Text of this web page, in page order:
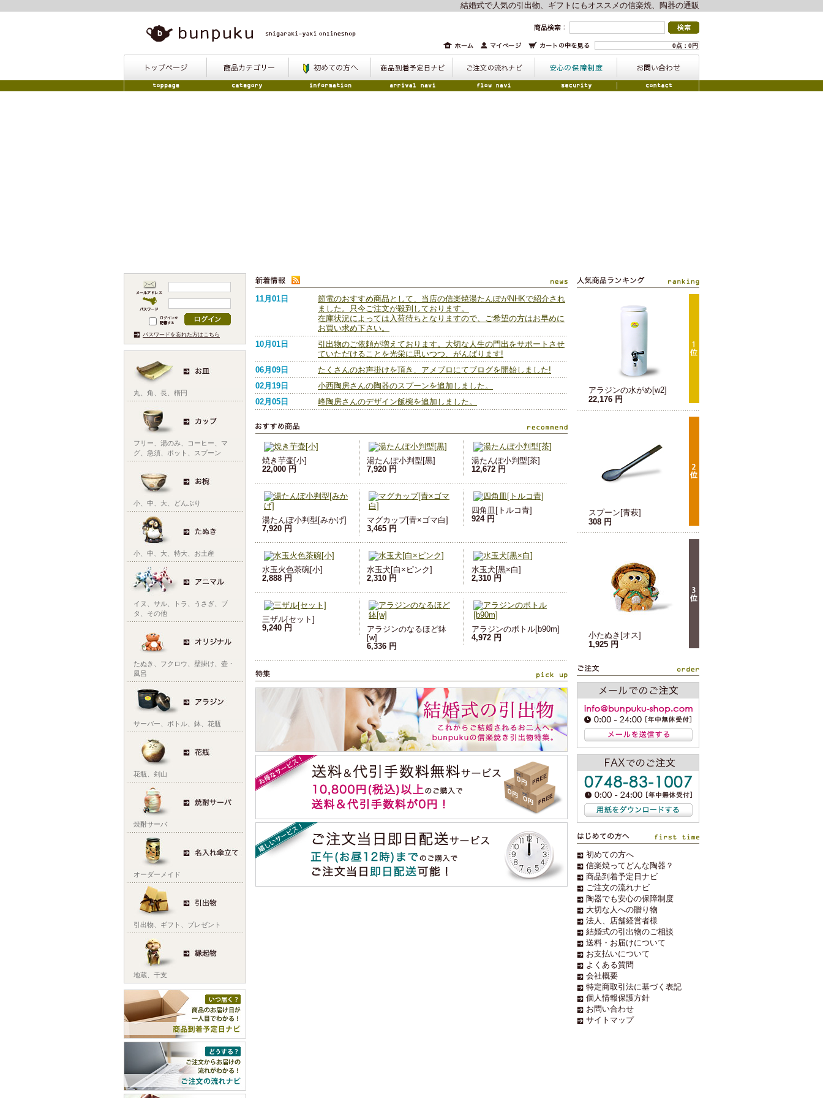
結婚式で人気の引出物、ギフトにもオススメの信楽焼、陶器の通販
0点：0円
パスワードを忘れた方はこちら
丸 角 長 楕円
フリー 湯のみ コーヒー
マ
グ
急須 ポット スプーン
小 中 大 どんぶり
小 中 大 特大 お土産
イヌ サル トラ うさぎ
ブ
タ
その他
たぬき フクロウ 壁掛け
壷・
風呂
サーバー ボトル 鉢 花瓶
花瓶 剣山
焼酎サーバ
オーダーメイド
引出物 ギフト プレゼント
地蔵 干支
11月01日
節電のおすすめ商品として、当店の信楽焼湯たんぽがNHKで紹介され
ました。只今ご注文が殺到しております。
在庫状況によっては入荷待ちとなりますので、ご希望の方はお早めに
お買い求め下さい。
10月01日
引出物のご依頼が増えております。大切な人生の門出をサポートさせ
ていただけることを光栄に思いつつ、がんばります!
06月09日
たくさんのお声掛けを頂き、アメブロにてブログを開始しました!
02月19日
小西陶房さんの陶器のスプーンを追加しました。
02月05日
峰陶房さんのデザイン飯椀を追加しました。
焼き芋壷[小]
22,000 円
湯たんぽ小判型[黒]
7,920 円
湯たんぽ小判型[茶]
12,672 円
湯たんぽ小判型[みかげ]
7,920 円
マグカップ[青×ゴマ白]
3,465 円
四角皿[トルコ青]
924 円
水玉火色茶碗[小]
2,888 円
水玉犬[白×ピンク]
2,310 円
水玉犬[黒×白]
2,310 円
三ザル[セット]
9,240 円
アラジンのなるほど鉢
[w]
6,336 円
アラジンのボトル[b90m]
4,972 円
アラジンの水がめ[w2]
22,176 円
スプーン[青萩]
308 円
小たぬき[オス]
1,925 円
初めての方へ
信楽焼ってどんな陶器？
商品到着予定日ナビ
ご注文の流れナビ
陶器でも安心の保障制度
大切な人への贈り物
法人、店舗経営者様
結婚式の引出物のご相談
送料・お届けについて
お支払いについて
よくある質問
会社概要
特定商取引法に基づく表記
個人情報保護方針
お問い合わせ
サイトマップ